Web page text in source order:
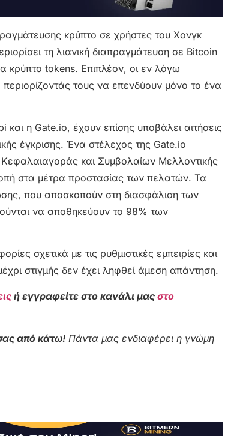
κρύπτο σε χρήστες του Χονγκ
τη λιανική διαπραγμάτευση σε Bitcoin
κρύπτο tokens. Επιπλέον, οι εν λόγω
τους να επενδύουν μόνο το ένα
και η Gate.io, έχουν επίσης υποβάλει αιτήσεις
έγκρισης. Ένα στέλεχος της Gate.io
Κεφαλαιαγοράς και Συμβολαίων Μελλοντικής
στα μέτρα προστασίας των πελατών. Τα
που αποσκοπούν στη διασφάλιση των
να αποθηκεύουν το 98% των
σχετικά με τις ρυθμιστικές εμπειρίες και
στιγμής δεν έχει ληφθεί άμεση απάντηση.
ή εγγραφείτε στο κανάλι μας στο
από κάτω! Πάντα μας ενδιαφέρει η γνώμη